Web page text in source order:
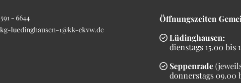
- 6644
luedinghausen-1@kk-ekvw.de
Öffnungszeiten
 Lüdinghausen:
dienstags 15.00 bis
 Seppenrade
donnerstags 09.00